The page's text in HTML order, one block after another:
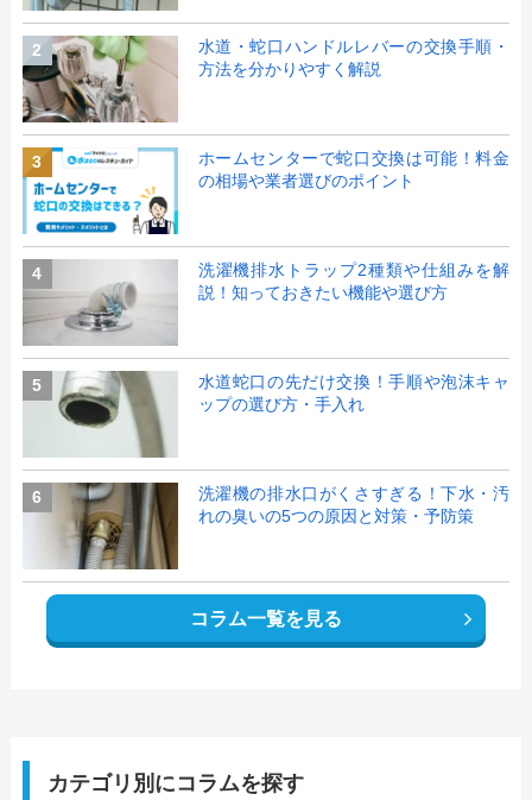
2
水道・蛇口ハンドルレバーの交換手順・
方法を分かりやすく解説
3
ホームセンターで蛇口交換は可能！料金
の相場や業者選びのポイント
4
洗濯機排水トラップ2種類や仕組みを解
説！知っておきたい機能や選び方
5
水道蛇口の先だけ交換！手順や泡沫キャ
ップの選び方・手入れ
6
洗濯機の排水口がくさすぎる！下水・汚
れの臭いの5つの原因と対策・予防策
コラム一覧を見る
カテゴリ別にコラムを探す